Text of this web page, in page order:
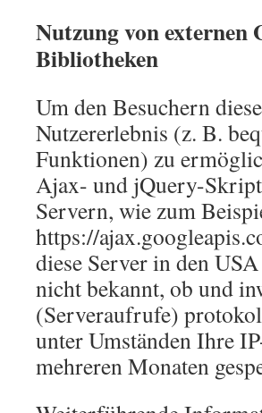
Nutzung von
Bibliotheken
Um den Besuchern
Nutzererlebnis (z. B.
Funktionen) zu
Ajax- und jQuery-
Servern, wie zum
https://
diese Server in den
nicht bekannt, ob und
(Serveraufrufe)
unter Umständen Ihre
mehreren Monaten